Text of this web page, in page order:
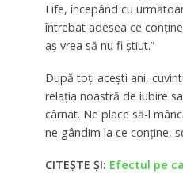
Life, începând cu
întrebat adesea ce
aș vrea să nu fi știut.”
După toți acești ani,
relația noastră de iubire
cârnat. Ne place să-l
ne gândim la ce conține,
CITEȘTE ȘI: Efectul pe